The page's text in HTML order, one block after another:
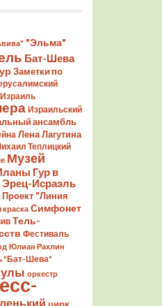
"Эльма"
Бат-Шева
Заметки по
Израиль
Израильский
ансамбль
Лена Лагутина
Теплицкий
Музей
Гур в
Эрец-Исраэль
Проект "Линия
краска Симфонет
Тель-
Фестиваль
Юлиан Рахлин
"Бат-Шева"
оркестр